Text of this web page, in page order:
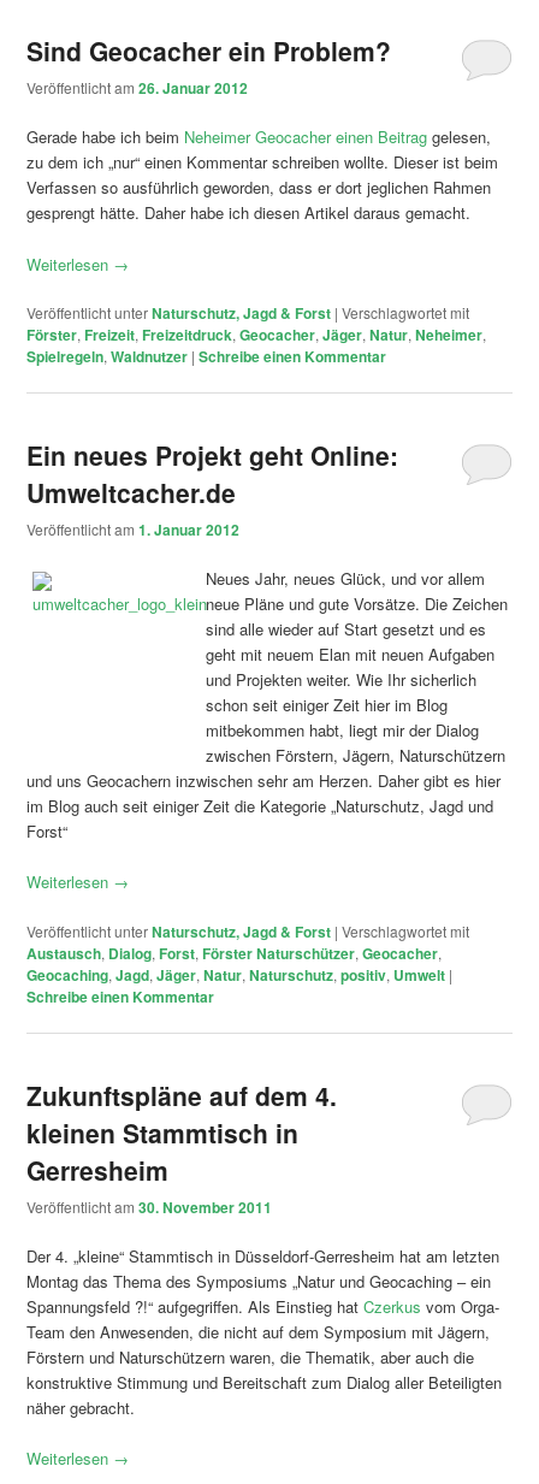
Sind Geocacher ein Problem?
Veröffentlicht am26. Januar 2012
Gerade habe ich beim Neheimer Geocacher einen Beitrag gelesen,
zu dem ich „nur“ einen Kommentar schreiben wollte. Dieser ist beim
Verfassen so ausführlich geworden, dass er dort jeglichen Rahmen
gesprengt hätte. Daher habe ich diesen Artikel daraus gemacht.
Weiterlesen →
Veröffentlicht unterNaturschutz, Jagd & Forst |Verschlagwortet mit
Förster,Freizeit,Freizeitdruck,Geocacher,Jäger,Natur,Neheimer,
Spielregeln,Waldnutzer |Schreibe einen Kommentar
Ein neues Projekt geht Online:
Umweltcacher.de
Veröffentlicht am1. Januar 2012
Neues Jahr, neues Glück, und vor allem
neue Pläne und gute Vorsätze. Die Zeichen
sind alle wieder auf Start gesetzt und es
geht mit neuem Elan mit neuen Aufgaben
und Projekten weiter. Wie Ihr sicherlich
schon seit einiger Zeit hier im Blog
mitbekommen habt, liegt mir der Dialog
zwischen Förstern, Jägern, Naturschützern
und uns Geocachern inzwischen sehr am Herzen. Daher gibt es hier
im Blog auch seit einiger Zeit die Kategorie „Naturschutz, Jagd und
Forst“
Weiterlesen →
Veröffentlicht unterNaturschutz, Jagd & Forst |Verschlagwortet mit
Austausch, Dialog,Forst,Förster Naturschützer,Geocacher,
Geocaching,Jagd,Jäger,Natur,Naturschutz,positiv, Umwelt |
Schreibe einen Kommentar
Zukunftspläne auf dem 4.
kleinen Stammtisch in
Gerresheim
Veröffentlicht am30. November 2011
Der 4. „kleine“ Stammtisch in Düsseldorf-Gerresheim hat am letzten
Montag das Thema des Symposiums „Natur und Geocaching – ein
Spannungsfeld ?!“ aufgegriffen. Als Einstieg hatCzerkus vom Orga-
Team den Anwesenden, die nicht auf dem Symposium mit Jägern,
Förstern und Naturschützern waren, die Thematik, aber auch die
konstruktive Stimmung und Bereitschaft zum Dialog aller Beteiligten
näher gebracht.
Weiterlesen →